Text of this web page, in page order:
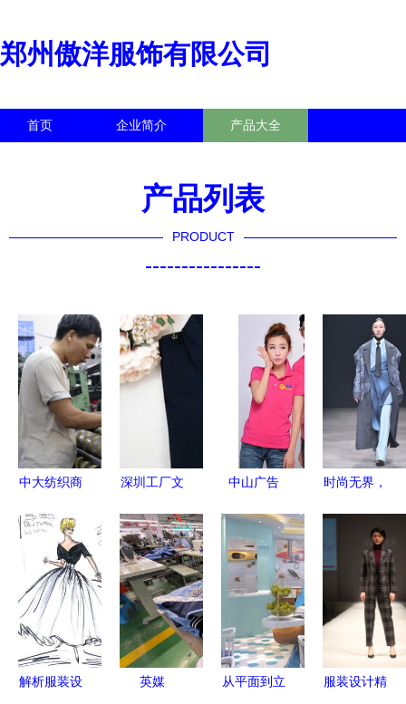
郑州傲洋服饰有限公司
首页 企业简介 产品大全
产品列表
PRODUCT
----------------
中大纺织商
市，服装设
计企业抱团
以高质量发
展突围
深圳工厂文
高端非标定
制翻领恤厂
商直供
中山广告
化衫厂、佛
山T恤厂
家、珠海工
作衫厂 高
清图片与服
装设计的力
时尚无界，
第31届“大
连杯”国际
青年服装设
计大赛完美
收官
解析服装设
英媒
从平面到立
服装设计精